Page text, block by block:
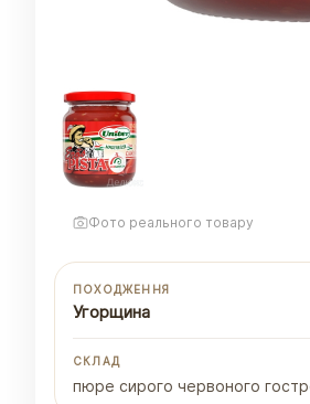
Фото реального товару
ПОХОДЖЕННЯ
Угорщина
СКЛАД
пюре сирого червоного